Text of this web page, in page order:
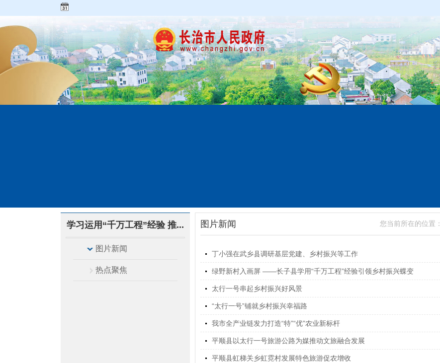
学习运用“千万工程”经验 推...
图片新闻
热点聚焦
图片新闻 您当前所在的位置：
丁小强在武乡县调研基层党建、乡村振兴等工作
绿野新村入画屏 ——长子县学用“千万工程”经验引领乡村振兴蝶变
太行一号串起乡村振兴好风景
“太行一号”铺就乡村振兴幸福路
我市全产业链发力打造“特”“优”农业新标杆
平顺县以太行一号旅游公路为媒推动文旅融合发展
平顺县虹梯关乡虹霓村发展特色旅游促农增收